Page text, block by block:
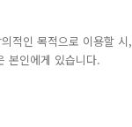
적인 목적으로 이용할 시,
본인에게 있습니다.